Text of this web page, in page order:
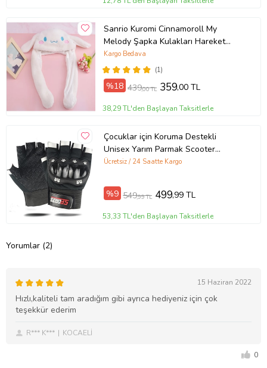
Sanrio Kuromi Cinnamoroll My
Melody Şapka Kulakları Hareket
Eden Şapka Işıklı Modlu Peluş Bere
Şapka
(1)
Kargo Bedava
%18 439,00 TL 359,00 TL
38,29 TL'den Başlayan Taksitlerle
Çocuklar için Koruma Destekli
Unisex Yarım Parmak Scooter
Bisiklet Eldiveni (Siyah)
Ücretsiz / 24 Saatte Kargo
%9 549,99 TL 499,99 TL
53,33 TL'den Başlayan Taksitlerle
Yorumlar (2)
15 Haziran 2022
Hızlı,kaliteli tam aradığım gibi ayrıca hediyeniz için çok
teşekkür ederim
R*** K*** KOCAELİ
0